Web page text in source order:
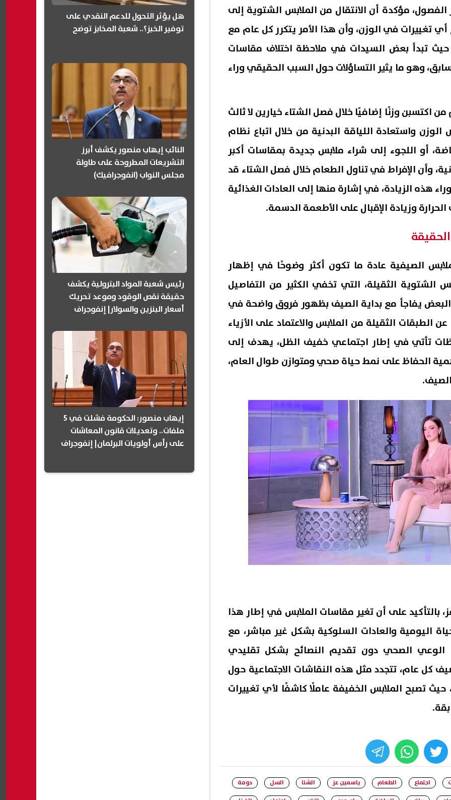
مؤكدة أن الانتقال من الملابس الشتوية إلى
تغييرات في الوزن، وأن هذا الأمر يتكرر كل عام مع
حيث تبدأ بعض السيدات في ملاحظة اختلاف مقاسات
وهو ما يثير التساؤلات حول السبب الحقيقي وراء
اكتسبن وزنًا إضافيًا خلال فصل الشتاء خيارين لا ثالث
واستعادة اللياقة البدنية من خلال اتباع نظام
أو اللجوء إلى شراء ملابس جديدة بمقاسات أكبر
وأن الإفراط في تناول الطعام خلال فصل الشتاء قد
هذه الزيادة، في إشارة منها إلى العادات الغذائية
وزيادة الإقبال على الأطعمة الدسمة.
الصيفية عادة ما تكون أكثر وضوحًا في إظهار
الشتوية الثقيلة، التي تخفي الكثير من التفاصيل
يفاجأ مع بداية الصيف بظهور فروق واضحة في
الطبقات الثقيلة من الملابس والاعتماد على الأزياء
تأتي في إطار اجتماعي خفيف الظل، يهدف إلى
الحفاظ على نمط حياة صحي ومتوازن طوال العام،
بالتأكيد على أن تغير مقاسات الملابس في إطار هذا
اليومية والعادات السلوكية بشكل غير مباشر، مع
الصحي دون تقديم النصائح بشكل تقليدي
كل عام، تتجدد مثل هذه النقاشات الاجتماعية حول
تصبح الملابس الخفيفة عاملًا كاشفًا لأي تغييرات
twitter
whats
اجتماع الطعام ياسمين عز الشتا السل
دومة
هل يؤثر التحول للدعم النقدي على
توفير الخبز؟.. شعبة المخابز توضح
النائب إيهاب منصور يكشف أبرز
التشريعات المطروحة على طاولة
مجلس النواب (انفوجرافيك)
رئيس شعبة المواد البترولية يكشف
حقيقة نقص الوقود وموعد تحريك
أسعار البنزين والسولار| إنفوجراف
إيهاب منصور: الحكومة فشلت في 5
ملفات.. وتعديلات قانون المعاشات
على رأس أولويات البرلمان| إنفوجراف